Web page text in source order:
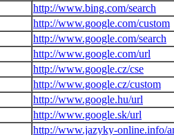
http://www.bing.com/search
http://www.google.com/custom
http://www.google.com/search
http://www.google.com/url
http://www.google.cz/cse
http://www.google.cz/custom
http://www.google.hu/url
http://www.google.sk/url
http://www.jazyky-online.info/